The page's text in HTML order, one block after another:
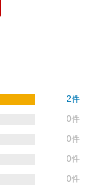
2件
0件
0件
0件
0件